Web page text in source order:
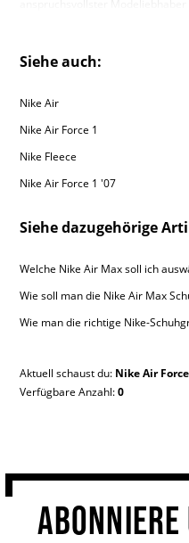
haben
Besuche unseren Sizeer Online-
Siehe auch:
Nike Air
Nike Air Force 1
Nike Fleece
Nike Air Force 1 '07
Siehe dazugehörige
Welche Nike Air Max soll ich
Wie soll man die Nike Air Max
Wie man die richtige Nike-
Aktuell schaust du: Nike Air
Verfügbare Anzahl:0
ABONNIERE